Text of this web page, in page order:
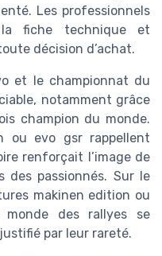
Les professionnels
la fiche technique et
décision d’achat.
et le championnat du
notamment grâce
champion du monde.
ou evo gsr rappellent
renforçait l’image de
des passionnés. Sur le
makinen edition ou
monde des rallyes se
par leur rareté.